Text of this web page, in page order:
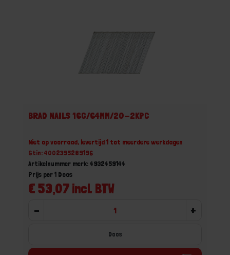
BRAD NAILS 16G/64MM/20-2KPC
Niet op voorraad, levertijd 1 tot meerdere werkdagen
Gtin: 4002395289196
Artikelnummer merk: 4932459144
€ 53,07 incl. BTW
Prijs per 1 Doos
- +
Doos